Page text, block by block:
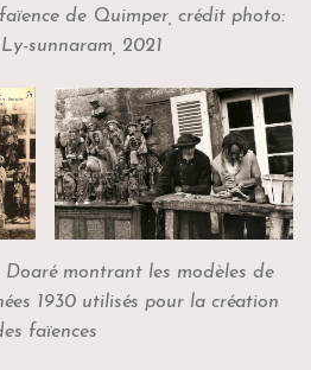
de Quimper, crédit photo:
sunnaram, 2021
Doaré montrant les modèles de
1930 utilisés pour la création
faïences